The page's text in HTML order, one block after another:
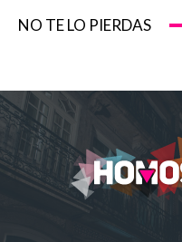
NO TE LO PIERDAS